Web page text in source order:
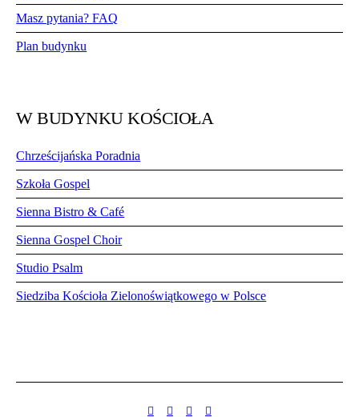
Masz pytania? FAQ
Plan budynku
W BUDYNKU KOŚCIOŁA
Chrześcijańska Poradnia
Szkoła Gospel
Sienna Bistro & Café
Sienna Gospel Choir
Studio Psalm
Siedziba Kościoła Zielonoświątkowego w Polsce